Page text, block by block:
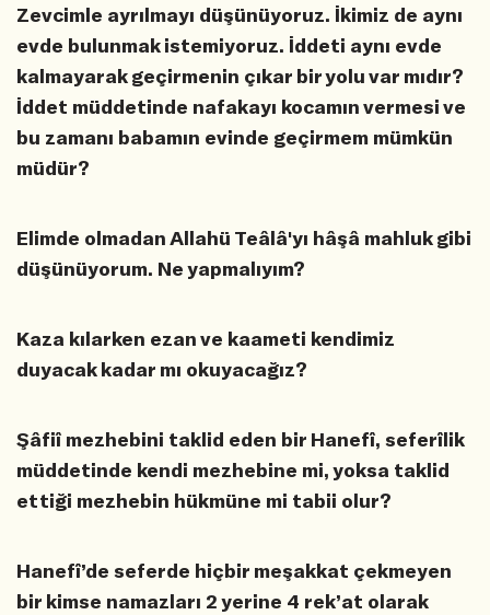
Zevcimle ayrılmayı düşünüyoruz. İkimiz de aynı
evde bulunmak istemiyoruz. İddeti aynı evde
kalmayarak geçirmenin çıkar bir yolu var mıdır?
İddet müddetinde nafakayı kocamın vermesi ve
bu zamanı babamın evinde geçirmem mümkün
müdür?
Elimde olmadan Allahü Teâlâ'yı hâşâ mahluk gibi
düşünüyorum. Ne yapmalıyım?
Kaza kılarken ezan ve kaameti kendimiz
duyacak kadar mı okuyacağız?
Şâfiî mezhebini taklid eden bir Hanefî, seferîlik
müddetinde kendi mezhebine mi, yoksa taklid
ettiği mezhebin hükmüne mi tabii olur?
Hanefî’de seferde hiçbir meşakkat çekmeyen
bir kimse namazları 2 yerine 4 rek’at olarak